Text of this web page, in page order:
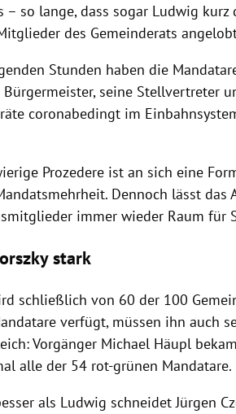
– so lange, dass sogar Ludwig
des Gemeinderats angelobt
Stunden haben die
seine Stellvertreter
coronabedingt im
Prozedere ist an sich eine
Dennoch lässt das
immer wieder Raum für
stark
schließlich von 60 der 100
verfügt, müssen ihn auch
Vorgänger Michael Häupl
alle der 54 rot-grünen Mandatare.
als Ludwig schneidet Jürgen